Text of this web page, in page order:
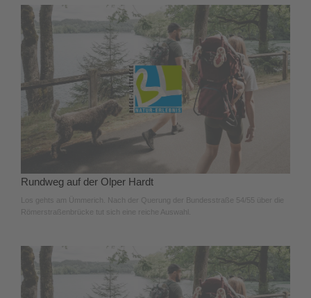
Rundweg auf der Olper Hardt
Los gehts am Ümmerich. Nach der Querung der Bundesstraße 54/55 über die
Römerstraßenbrücke tut sich eine reiche Auswahl.